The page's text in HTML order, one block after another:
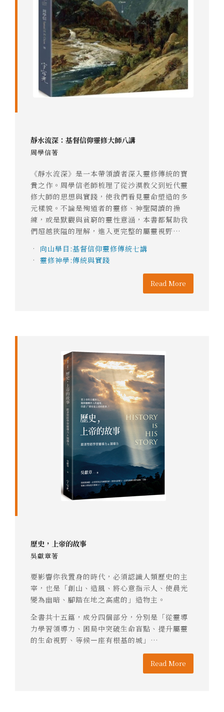
靜水流深：基督信仰靈修大師八講
周學信著
《靜水流深》是一本帶領讀者深入靈修傳統的寶
貴之作。周學信老師梳理了從沙漠教父到近代靈
修大師的思想與實踐，使我們看見靈命塑造的多
元樣貌。不論是殉道者的靈修、神聖閱讀的操
練，或是默觀與貧窮的靈性意涵，本書都幫助我
們超越狹隘的理解，進入更完整的屬靈視野…
•
向山舉目:基督信仰靈修傳統七講
•靈修神學:傳統與實踐
Read More
歷史，上帝的故事
吳獻章著
要影響你我置身的時代，必須認識人類歷史的主
宰，也是「創山、造風、將心意指示人、使晨光
變為幽暗、腳踏在地之高處的」造物主。
全書共十五篇，成分四個部分，分別是「從靈導
力學習領導力、困局中突破生命盲點、提升屬靈
的生命視野、等候㇐座有根基的城」…
Read More